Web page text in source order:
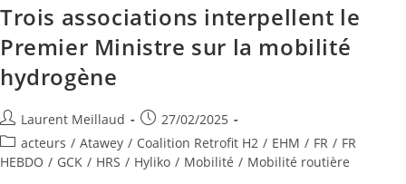
Trois associations interpellent le
Premier Ministre sur la mobilité
hydrogène
Laurent Meillaud
27/02/2025
acteurs / Atawey / Coalition Retrofit H2 / EHM / FR / FR
HEBDO / GCK / HRS / Hyliko / Mobilité / Mobilité routière